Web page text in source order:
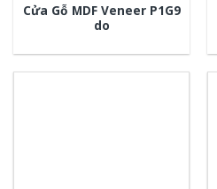
Cửa Gỗ MDF Veneer P1G9
do